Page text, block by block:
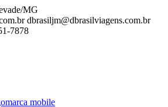
MG
dbrasiljm@dbrasilviagens.com.br
7878